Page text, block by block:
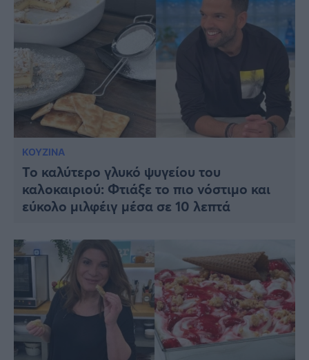
ΚΟΥΖΙΝΑ
Το καλύτερο γλυκό ψυγείου του
καλοκαιριού: Φτιάξε το πιο νόστιμο και
εύκολο μιλφέιγ μέσα σε 10 λεπτά